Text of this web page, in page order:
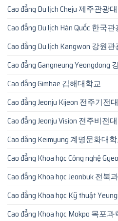
Cao đẳng Du lịch Cheju 제주관광
Cao đẳng Du lịch Hàn Quốc 한국
Cao đẳng Du lịch Kangwon 강원
Cao đẳng Gangneung Yeongdong
Cao đẳng Gimhae 김해대학교
Cao đẳng Jeonju Kijeon 전주기전
Cao đẳng Jeonju Vision 전주비전
Cao đẳng Keimyung 계명문화대
Cao đẳng Khoa học Công nghệ
Cao đẳng Khoa học Jeonbuk 전북
Cao đẳng Khoa học Kỹ thuật
Cao đẳng Khoa học Mokpo 목포